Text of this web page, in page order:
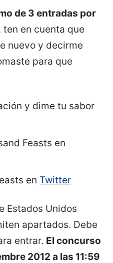
de 3 entradas por
ten en cuenta que
nuevo y decirme
para que
y dime tu sabor
Feasts en
en Twitter
Estados Unidos
apartados. Debe
entrar. El concurso
2012 a las 11:59